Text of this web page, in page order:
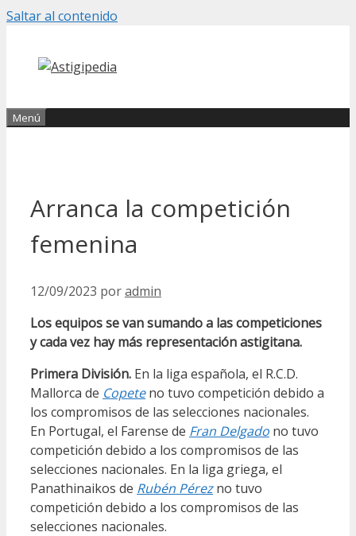
Saltar al contenido
Menú
Arranca la competición
femenina
12/09/2023 poradmin
Los equipos se van sumando a las competiciones
y cada vez hay más representación astigitana.
Primera División. En la liga española, el R.C.D.
Mallorca de Copeteno tuvo competición debido a
los compromisos de las selecciones nacionales.
En Portugal, el Farense de Fran Delgado no tuvo
competición debido a los compromisos de las
selecciones nacionales. En la liga griega, el
Panathinaikos de Rubén Pérezno tuvo
competición debido a los compromisos de las
selecciones nacionales.